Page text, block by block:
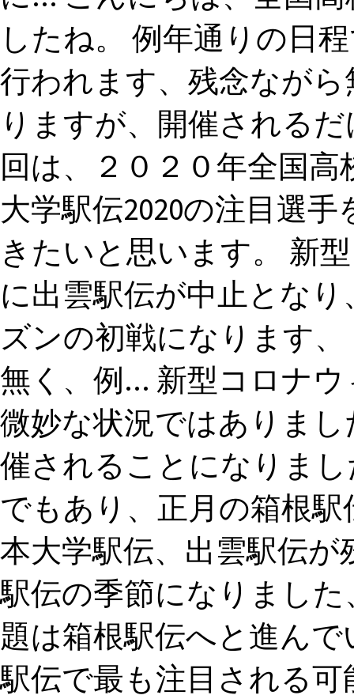
したね。 例年通りの日
行われます、残念なが
りますが、開催される
回は、２０２０年全国
大学駅伝2020の注目選
きたいと思います。 新
に出雲駅伝が中止とな
ズンの初戦になります
無く、例... 新型コロナ
微妙な状況ではありま
催されることになりま
でもあり、正月の箱根
本大学駅伝、出雲駅伝
駅伝の季節になりまし
題は箱根駅伝へと進ん
駅伝で最も注目される